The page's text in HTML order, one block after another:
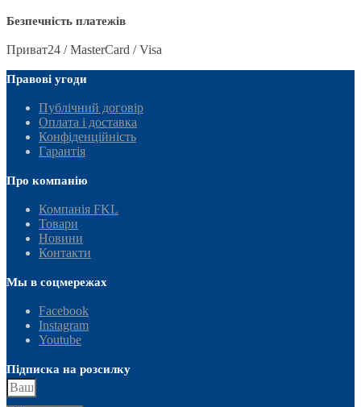
Безпечність платежів
Приват24 / MasterCard / Visa
Правові угоди
Публічний договір
Оплата і доставка
Конфіденційність
Гарантія
Про компанію
Компанія FKL
Товари
Новини
Контакти
Мы в соцмережах
Facebook
Instagram
Youtube
Підписка на розсилку